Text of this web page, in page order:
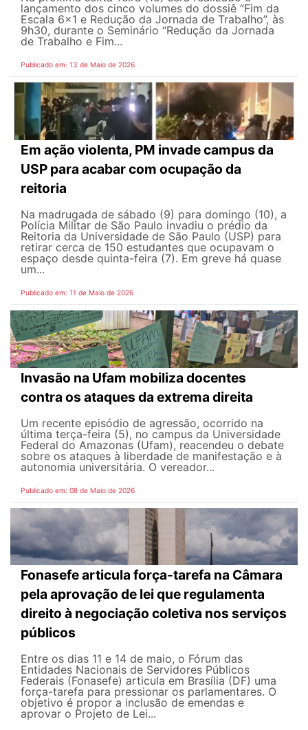
lançamento dos cinco volumes do dossiê “Fim da
Escala 6×1 e Redução da Jornada de Trabalho”, às
9h30, durante o Seminário “Redução da Jornada
de Trabalho e Fim...
Publicado em: 13 de Maio de 2026
Em ação violenta, PM invade campus da
USP para acabar com ocupação da
reitoria
Na madrugada de sábado (9) para domingo (10), a
Polícia Militar de São Paulo invadiu o prédio da
Reitoria da Universidade de São Paulo (USP) para
retirar cerca de 150 estudantes que ocupavam o
espaço desde quinta-feira (7). Em greve há quase
um...
Publicado em: 11 de Maio de 2026
Invasão na Ufam mobiliza docentes
contra os ataques da extrema direita
Um recente episódio de agressão, ocorrido na
última terça-feira (5), no campus da Universidade
Federal do Amazonas (Ufam), reacendeu o debate
sobre os ataques à liberdade de manifestação e à
autonomia universitária. O vereador...
Publicado em: 08 de Maio de 2026
Fonasefe articula força-tarefa na Câmara
pela aprovação de lei que regulamenta
direito à negociação coletiva nos serviços
públicos
Entre os dias 11 e 14 de maio, o Fórum das
Entidades Nacionais de Servidores Públicos
Federais (Fonasefe) articula em Brasília (DF) uma
força-tarefa para pressionar os parlamentares. O
objetivo é propor a inclusão de emendas e
aprovar o Projeto de Lei...